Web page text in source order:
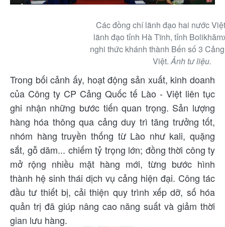
Các đồng chí lãnh đạo hai nước
lãnh đạo tỉnh Hà Tĩnh, tỉnh
nghi thức khánh thành Bến số 3
Việt.Ảnh tư liệu.
Trong bối cảnh ấy, hoạt động sản xuất, kinh doanh
của Công ty CP Cảng Quốc tế Lào - Việt liên tục
ghi nhận những bước tiến quan trọng. Sản lượng
hàng hóa thông qua cảng duy trì tăng trưởng tốt,
nhóm hàng truyền thống từ Lào như kali, quặng
sắt, gỗ dăm... chiếm tỷ trọng lớn; đồng thời công ty
mở rộng nhiều mặt hàng mới, từng bước hình
thành hệ sinh thái dịch vụ cảng hiện đại. Công tác
đầu tư thiết bị, cải thiện quy trình xếp dỡ, số hóa
quản trị đã giúp nâng cao năng suất và giảm thời
gian lưu hàng.